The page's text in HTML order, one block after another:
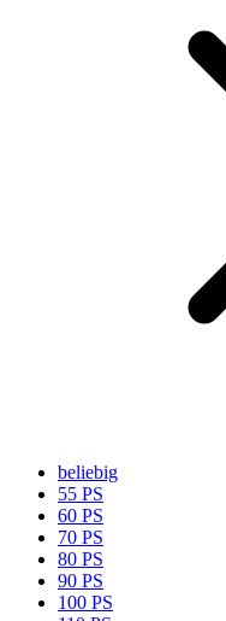
beliebig
55 PS
60 PS
70 PS
80 PS
90 PS
100 PS